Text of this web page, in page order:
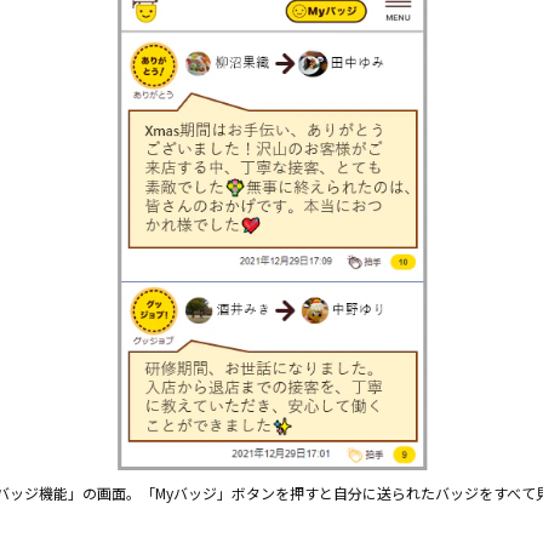
ジ機能」の画面。「Myバッジ」ボタンを押すと自分に送られたバッジをすべて